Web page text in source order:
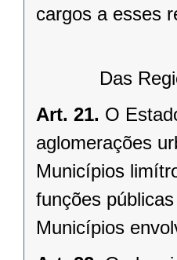
cargos a esses
Das
Art. 21. O
aglomerações
Municípios
funções
Municípios